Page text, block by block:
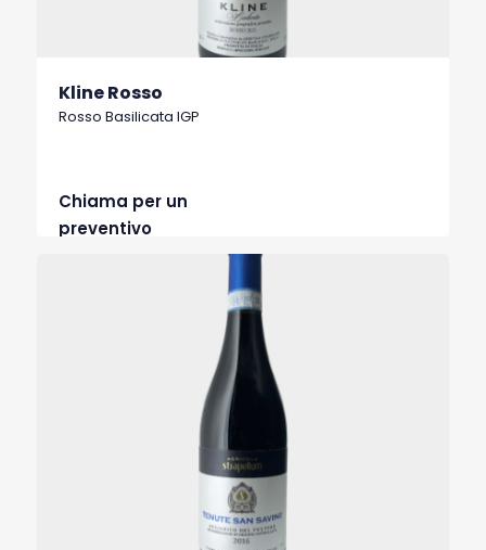
Kline Rosso
Rosso Basilicata IGP
Chiama per un
preventivo